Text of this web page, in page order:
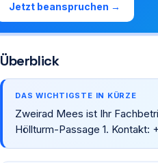
Jetzt beanspruchen →
Überblick
DAS WICHTIGSTE IN KÜRZE
Zweirad Mees ist Ihr
Höllturm-Passage 1. Kontakt: